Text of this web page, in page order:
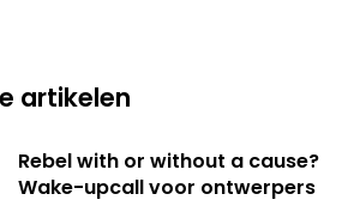
artikelen
Rebel with or without a cause?
Wake-upcall voor ontwerpers